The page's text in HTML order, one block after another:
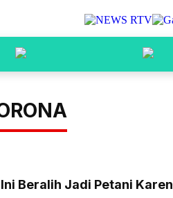
Beralih Jadi Petani